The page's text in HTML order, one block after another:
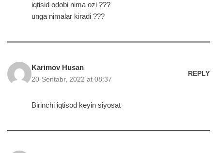
iqtisid odobi nima ozi ???
unga nimalar kiradi ???
Karimov Husan
20-Sentabr, 2022 at 08:37
REPLY
Birinchi iqtisod keyin siyosat